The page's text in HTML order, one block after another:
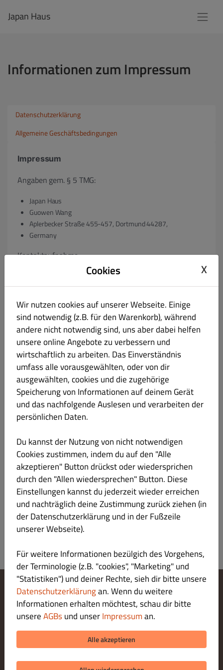
Japan Haus
Informationen zum Impressum
Datenschutzerklärung
Allgemeine Geschäftsbedingungen
Impressum
Angaben gem. § 5 TMG:
Japan Haus
Guowen Wang
Aplerbecker Straße 455-457, Dortmund 44287,
Germany
Kontaktaufnahme
+49023113721903
guowenwang8@gmail.com
ggf. Registergericht & Registernummer
ggf. Umsatzsteuer-Identifikationsnummer gem. § 27 a
Umsatzsteuergesetz:
VAT: 315-5261-2525
ggf. Geschäftsführer:
Verantwortlicher gemäß § 55 Abs.2 RStV
Plattform der EU-Kommission zur Online-
Streitbeilegung:
https://ec.europa.eu/consumers/odr/main/index.cfm
Cookie-Einstellungen ändern
Kontaktiere uns
Datenschutzerklärung
Allgemeine Geschäftsbedingungen
Cookies X
Wir nutzen cookies auf unserer Webseite. Einige
sind notwendig (z.B. für den Warenkorb), während
andere nicht notwendig sind, uns aber dabei helfen
unsere online Angebote zu verbessern und
wirtschaftlich zu arbeiten. Das Einverständnis
umfass alle vorausgewählten, oder von dir
ausgewählten, cookies und die zugehörige
Speicherung von Informationen auf deinem Gerät
und das nachfolgende Auslesen und verarbeiten der
persönlichen Daten.
Du kannst der Nutzung von nicht notwendigen
Cookies zustimmen, indem du auf den "Alle
akzeptieren" Button drückst oder wiedersprichen
durch den "Allen wiedersprechen" Button. Diese
Einstellungen kannst du jederzeit wieder erreichen
und nachträglich deine Zustimmung zurück ziehen (in
der Datenschutzerklärung und in der Fußzeile
unserer Webseite).
Für weitere Informationen bezülgich des Vorgehens,
der Terminologie (z.B. "cookies", "Marketing" und
"Statistiken") und deiner Rechte, sieh dir bitte unsere
Datenschutzerklärungan. Wenn du weitere
Informationen erhalten möchtest, schau dir bitte
unsereAGBsund unserImpressuman.
Alle akzeptieren